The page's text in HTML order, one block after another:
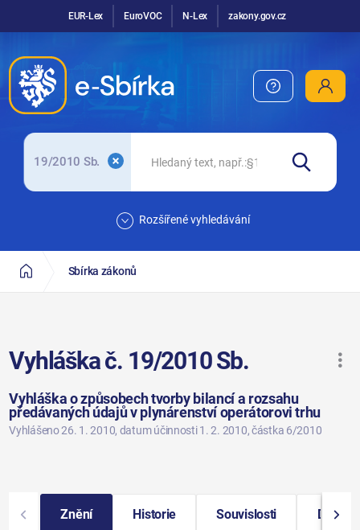
EUR-Lex EuroVOC N-Lex zakony.gov.cz
19/2010 Sb.
Rozšířené vyhledávání
Sbírka zákonů
Vyhláška č. 19/2010 Sb.
Vyhláška o způsobech tvorby bilancí a rozsahu
předávaných údajů v plynárenství operátorovi trhu
Vyhlášeno 26. 1. 2010, datum účinnosti 1. 2. 2010, částka 6/2010
Znění Historie Souvislosti Další